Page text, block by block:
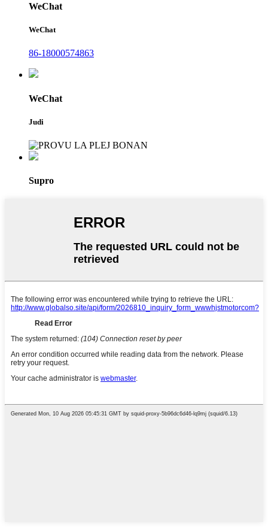
WeChat
WeChat
86-18000574863
WeChat
Judi
Supro